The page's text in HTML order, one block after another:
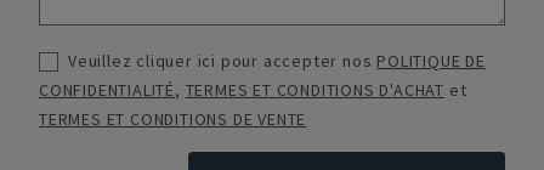
Veuillez cliquer ici pour accepter nos POLITIQUE DE
CONFIDENTIALITÉ, TERMES ET CONDITIONS D'ACHAT et
TERMES ET CONDITIONS DE VENTE